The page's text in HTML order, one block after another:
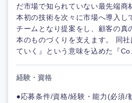
だ市場で知られていない最先端商
本初の技術を次々に市場へ導入し
チームとなり提案をし、顧客の真
本のものづくりを支えます。 同
ていく』という意味を込めた『
経験・資格
●応募条件/資格/経験・能力(必須/